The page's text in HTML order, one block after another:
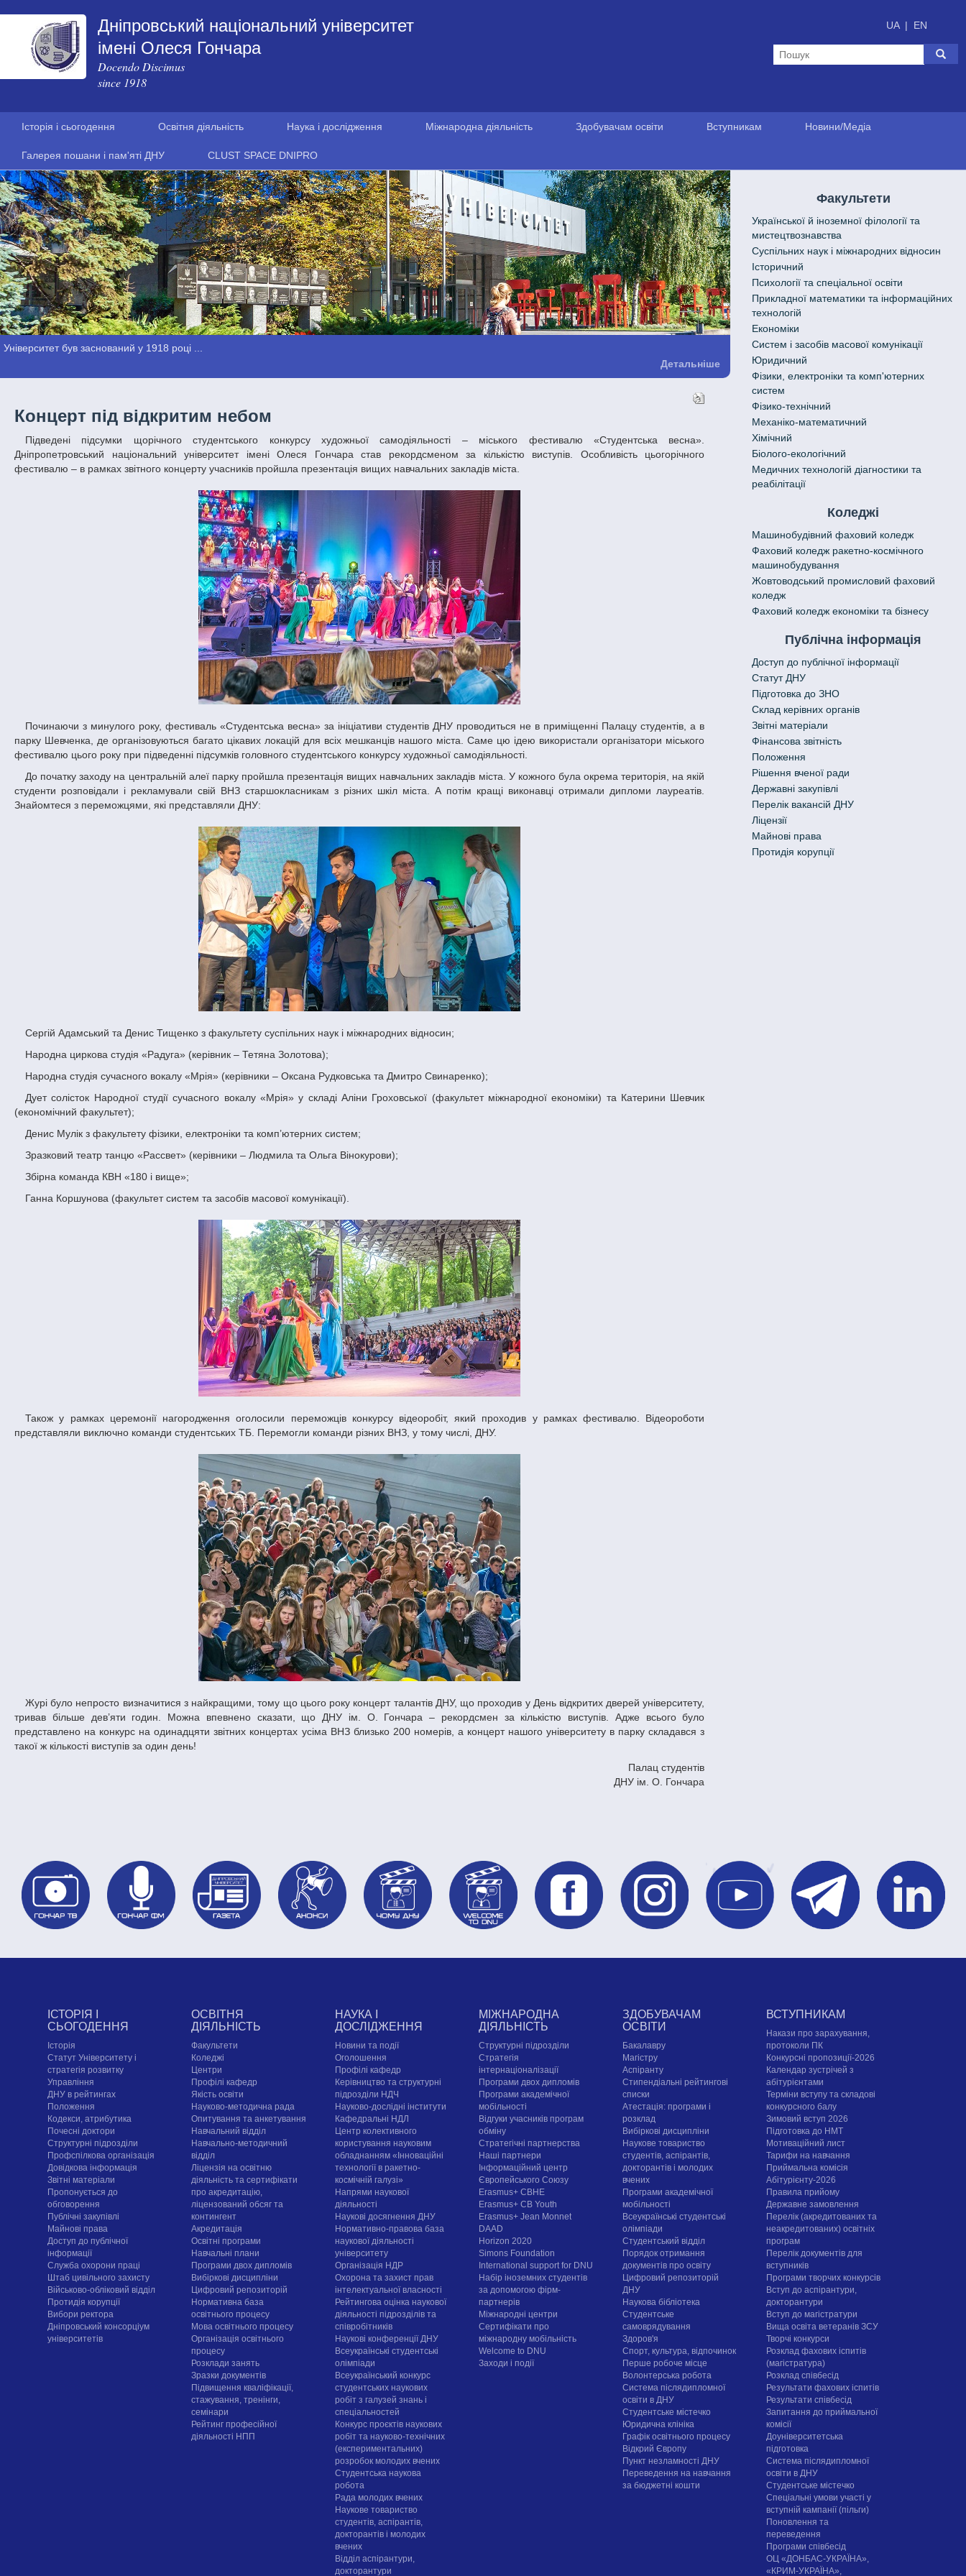
Дніпровський національний університет
імені Олеся Гончара
Docendo Discimus
since 1918
UA | EN
Історія і сьогодення Освітня діяльність Наука і дослідження Міжнародна діяльність Здобувачам освіти Вступникам Новини/Медіа
Галерея пошани і пам'яті ДНУ CLUST SPACE DNIPRO
Університет був заснований у 1918 році ...
Детальніше
Концерт під відкритим небом
Підведені підсумки щорічного студентського конкурсу художньої самодіяльності – міського фестивалю «Студентська весна».
Дніпропетровський національний університет імені Олеся Гончара став рекордсменом за кількістю виступів. Особливість цьогорічного
фестивалю – в рамках звітного концерту учасників пройшла презентація вищих навчальних закладів міста.
Починаючи з минулого року, фестиваль «Студентська весна» за ініціативи студентів ДНУ проводиться не в приміщенні Палацу студентів, а в
парку Шевченка, де організовуються багато цікавих локацій для всіх мешканців нашого міста. Саме цю ідею використали організатори міського
фестивалю цього року при підведенні підсумків головного студентського конкурсу художньої самодіяльності.
До початку заходу на центральній алеї парку пройшла презентація вищих навчальних закладів міста. У кожного була окрема територія, на якій
студенти розповідали і рекламували свій ВНЗ старшокласникам з різних шкіл міста. А потім кращі виконавці отримали дипломи лауреатів.
Знайомтеся з переможцями, які представляли ДНУ:
Сергій Адамський та Денис Тищенко з факультету суспільних наук і міжнародних відносин;
Народна циркова студія «Радуга» (керівник – Тетяна Золотова);
Народна студія сучасного вокалу «Мрія» (керівники – Оксана Рудковська та Дмитро Свинаренко);
Дует солісток Народної студії сучасного вокалу «Мрія» у складі Аліни Гроховської (факультет міжнародної економіки) та Катерини Шевчик
(економічний факультет);
Денис Мулік з факультету фізики, електроніки та комп’ютерних систем;
Зразковий театр танцю «Рассвет» (керівники – Людмила та Ольга Вінокурови);
Збірна команда КВН «180 і вище»;
Ганна Коршунова (факультет систем та засобів масової комунікації).
Також у рамках церемонії нагородження оголосили переможців конкурсу відеоробіт, який проходив у рамках фестивалю. Відеороботи
представляли виключно команди студентських ТБ. Перемогли команди різних ВНЗ, у тому числі, ДНУ.
Журі було непросто визначитися з найкращими, тому що цього року концерт талантів ДНУ, що проходив у День відкритих дверей університету,
тривав більше дев’яти годин. Можна впевнено сказати, що ДНУ ім. О. Гончара – рекордсмен за кількістю виступів. Адже всього було
представлено на конкурс на одинадцяти звітних концертах усіма ВНЗ близько 200 номерів, а концерт нашого університету в парку складався з
такої ж кількості виступів за один день!
Палац студентів
ДНУ ім. О. Гончара
Факультети
Української й іноземної філології та
мистецтвознавства
Cуспільних наук і міжнародних відносин
Історичний
Психології та спеціальної освіти
Прикладної математики та інформаційних
технологій
Економіки
Систем і засобів масової комунікації
Юридичний
Фізики, електроніки та комп'ютерних
систем
Фізико-технічний
Механіко-математичний
Хімічний
Біолого-екологічний
Медичних технологій діагностики та
реабілітації
Коледжі
Машинобудівний фаховий коледж
Фаховий коледж ракетно-космічного
машинобудування
Жовтоводський промисловий фаховий
коледж
Фаховий коледж економіки та бізнесу
Публічна інформація
Доступ до публічної інформації
Статут ДНУ
Підготовка до ЗНО
Склад керівних органів
Звітні матеріали
Фінансова звітність
Положення
Рішення вченої ради
Державні закупівлі
Перелік вакансій ДНУ
Ліцензії
Майнові права
Протидія корупції
ІСТОРІЯ І
СЬОГОДЕННЯ
Історія
Статут Університету і
стратегія розвитку
Управління
ДНУ в рейтингах
Положення
Кодекси, атрибутика
Почесні доктори
Структурні підрозділи
Профспілкова організація
Довідкова інформація
Звітні матеріали
Пропонується до
обговорення
Публічні закупівлі
Майнові права
Доступ до публічної
інформації
Служба охорони праці
Штаб цивільного захисту
Військово-обліковий відділ
Протидія корупції
Вибори ректора
Дніпровський консорціум
університетів
ОСВІТНЯ
ДІЯЛЬНІСТЬ
Факультети
Коледжі
Центри
Профілі кафедр
Якість освіти
Науково-методична рада
Опитування та анкетування
Навчальний відділ
Навчально-методичний
відділ
Ліцензія на освітню
діяльність та сертифікати
про акредитацію,
ліцензований обсяг та
контингент
Акредитація
Освітні програми
Навчальні плани
Програми двох дипломів
Вибіркові дисципліни
Цифровий репозиторій
Нормативна база
освітнього процесу
Мова освітнього процесу
Організація освітнього
процесу
Розклади занять
Зразки документів
Підвищення кваліфікації,
стажування, тренінги,
семінари
Рейтинг професійної
діяльності НПП
НАУКА І
ДОСЛІДЖЕННЯ
Новини та події
Оголошення
Профілі кафедр
Керівництво та структурні
підрозділи НДЧ
Науково-дослідні інститути
Кафедральні НДЛ
Центр колективного
користування науковим
обладнанням «Інноваційні
технології в ракетно-
космічній галузі»
Напрями наукової
діяльності
Наукові досягнення ДНУ
Нормативно-правова база
наукової діяльності
університету
Організація НДР
Охорона та захист прав
інтелектуальної власності
Рейтингова оцінка наукової
діяльності підрозділів та
співробітників
Наукові конференції ДНУ
Всеукраїнські студентські
олімпіади
Всеукраїнський конкурс
студентських наукових
робіт з галузей знань і
спеціальностей
Конкурс проєктів наукових
робіт та науково-технічних
(експериментальних)
розробок молодих вчених
Студентська наукова
робота
Рада молодих вчених
Наукове товариство
студентів, аспірантів,
докторантів і молодих
вчених
Відділ аспірантури,
докторантури
МІЖНАРОДНА
ДІЯЛЬНІСТЬ
Структурні підрозділи
Стратегія
інтернаціоналізації
Програми двох дипломів
Програми академічної
мобільності
Відгуки учасників програм
обміну
Стратегічні партнерства
Наші партнери
Інформаційний центр
Європейського Союзу
Erasmus+ CBHE
Erasmus+ CB Youth
Erasmus+ Jean Monnet
DAAD
Horizon 2020
Simons Foundation
International support for DNU
Набір іноземних студентів
за допомогою фірм-
партнерів
Міжнародні центри
Сертифікати про
міжнародну мобільність
Welcome to DNU
Заходи і події
ЗДОБУВАЧАМ
ОСВІТИ
Бакалавру
Магістру
Аспіранту
Стипендіальні рейтингові
списки
Атестація: програми і
розклад
Вибіркові дисципліни
Наукове товариство
студентів, аспірантів,
докторантів і молодих
вчених
Програми академічної
мобільності
Всеукраїнські студентські
олімпіади
Студентський відділ
Порядок отримання
документів про освіту
Цифровий репозиторій
ДНУ
Наукова бібліотека
Студентське
самоврядування
Здоров'я
Спорт, культура, відпочинок
Перше робоче місце
Волонтерська робота
Система післядипломної
освіти в ДНУ
Cтудентське містечко
Юридична клініка
Графік освітнього процесу
Відкрий Європу
Пункт незламності ДНУ
Переведення на навчання
за бюджетні кошти
ВСТУПНИКАМ
Накази про зарахування,
протоколи ПК
Конкурсні пропозиції-2026
Календар зустрічей з
абітурієнтами
Терміни вступу та складові
конкурсного балу
Зимовий вступ 2026
Підготовка до НМТ
Мотиваційний лист
Тарифи на навчання
Приймальна комісія
Абітурієнту-2026
Правила прийому
Державне замовлення
Перелік (акредитованих та
неакредитованих) освітніх
програм
Перелік документів для
вступників
Програми творчих конкурсiв
Вступ до аспірантури,
докторантури
Вступ до магістратури
Вища освіта ветеранів ЗСУ
Творчі конкурси
Розклад фахових іспитів
(магістратура)
Розклад співбесід
Результати фахових іспитів
Результати співбесід
Запитання до приймальної
комісії
Доуніверситетська
підготовка
Система післядипломної
освіти в ДНУ
Cтудентське містечко
Спеціальні умови участі у
вступній кампанії (пільги)
Поновлення та
переведення
Програми співбесід
ОЦ «ДОНБАС-УКРАЇНА»,
«КРИМ-УКРАЇНА»,